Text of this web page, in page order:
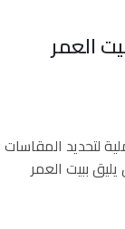
العمر
لتحديد المقاسات
ببيت العمر